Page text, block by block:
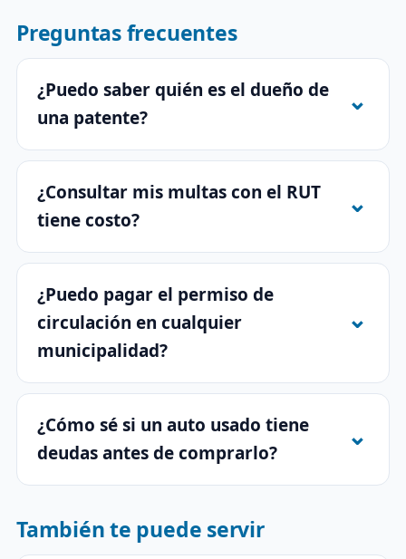
Preguntas frecuentes
¿Puedo saber quién es el dueño de
una patente?
¿Consultar mis multas con el RUT
tiene costo?
¿Puedo pagar el permiso de
circulación en cualquier
municipalidad?
¿Cómo sé si un auto usado tiene
deudas antes de comprarlo?
También te puede servir